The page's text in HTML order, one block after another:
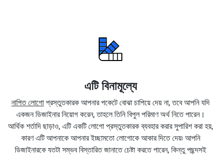
এটি বিনামূল্যে
নাপিত লোগো প্রস্তুতকারক আপনার পকেটে বোঝা চাপিয়ে দেয় না, তবে আপনি যদি
একজন ডিজাইনার নিয়োগ করেন, তাহলে তিনি বিপুল পরিমাণ অর্থ নিতে পারেন।
আর্থিক শর্তাদি ছাড়াও, এটি একটি লোগো প্রস্তুতকারক ব্যবহার করার সুপারিশ করা হয়,
কারণ এটি আপনাকে আপনার ইচ্ছামতো লোগোকে আকার দিতে দেয়৷ আপনি
ডিজাইনারকে যতটা সম্ভব বিস্তারিত জানাতে চেষ্টা করতে পারেন, কিন্তু পছন্দসই